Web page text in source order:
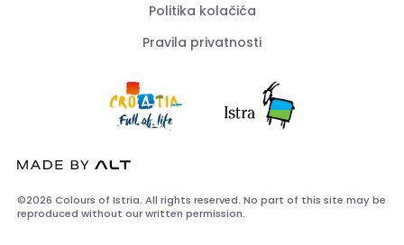
Politika kolačića
Pravila privatnosti
©2026 Colours of Istria. All rights reserved. No part of this site may be
reproduced without our written permission.